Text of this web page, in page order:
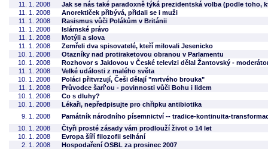
11. 1. 2008
Jak se nás také paradoxně týká prezidentská volba (podle toho,
11. 1. 2008
Anorektiček přibývá, přidali se i muži
11. 1. 2008
Rasismus vůči Polákům v Británii
11. 1. 2008
Islámské právo
11. 1. 2008
Motýli a slova
11. 1. 2008
Zemřeli dva spisovatelé, kteří milovali Jesenicko
10. 1. 2008
Otazníky nad protiraketovou obranou v Parlamentu
10. 1. 2008
Rozhovor s Jaklovou v České televizi dělal Žantovský -
11. 1. 2008
Velké události z malého světa
10. 1. 2008
Poláci přitvrzují, Češi dělají "mrtvého brouka"
11. 1. 2008
Průvodce šarí'ou - povinnosti vůči Bohu i lidem
10. 1. 2008
Co s dluhy?
10. 1. 2008
Lékaři, nepředpisujte pro chřipku antibiotika
9. 1. 2008
Památník národního písemnictví -- tradice-kontinuita-
10. 1. 2008
Čtyři prosté zásady vám prodlouží život o 14 let
10. 1. 2008
Evropa šíří filozofii selhání
2. 1. 2008
Hospodaření OSBL za prosinec 2007